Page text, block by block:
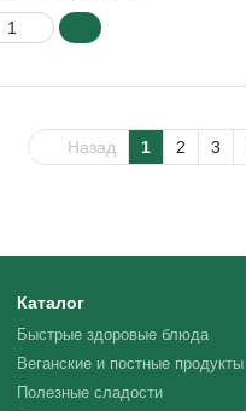
Назад 1 2 3
Каталог
Быстрые здоровые блюда
Веганские и постные продукты
Полезные сладости